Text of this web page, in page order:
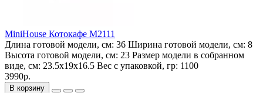
MiniHouse Котокафе M2111
Длина готовой модели, см: 36 Ширина готовой модели, см: 8
Высота готовой модели, см: 23 Размер модели в собранном
виде, см: 23.5x19x16.5 Вес с упаковкой, гр: 1100
3990р.
В корзину